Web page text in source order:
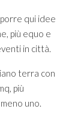
qui idee
più equo e
in città.
terra con
più
uno.